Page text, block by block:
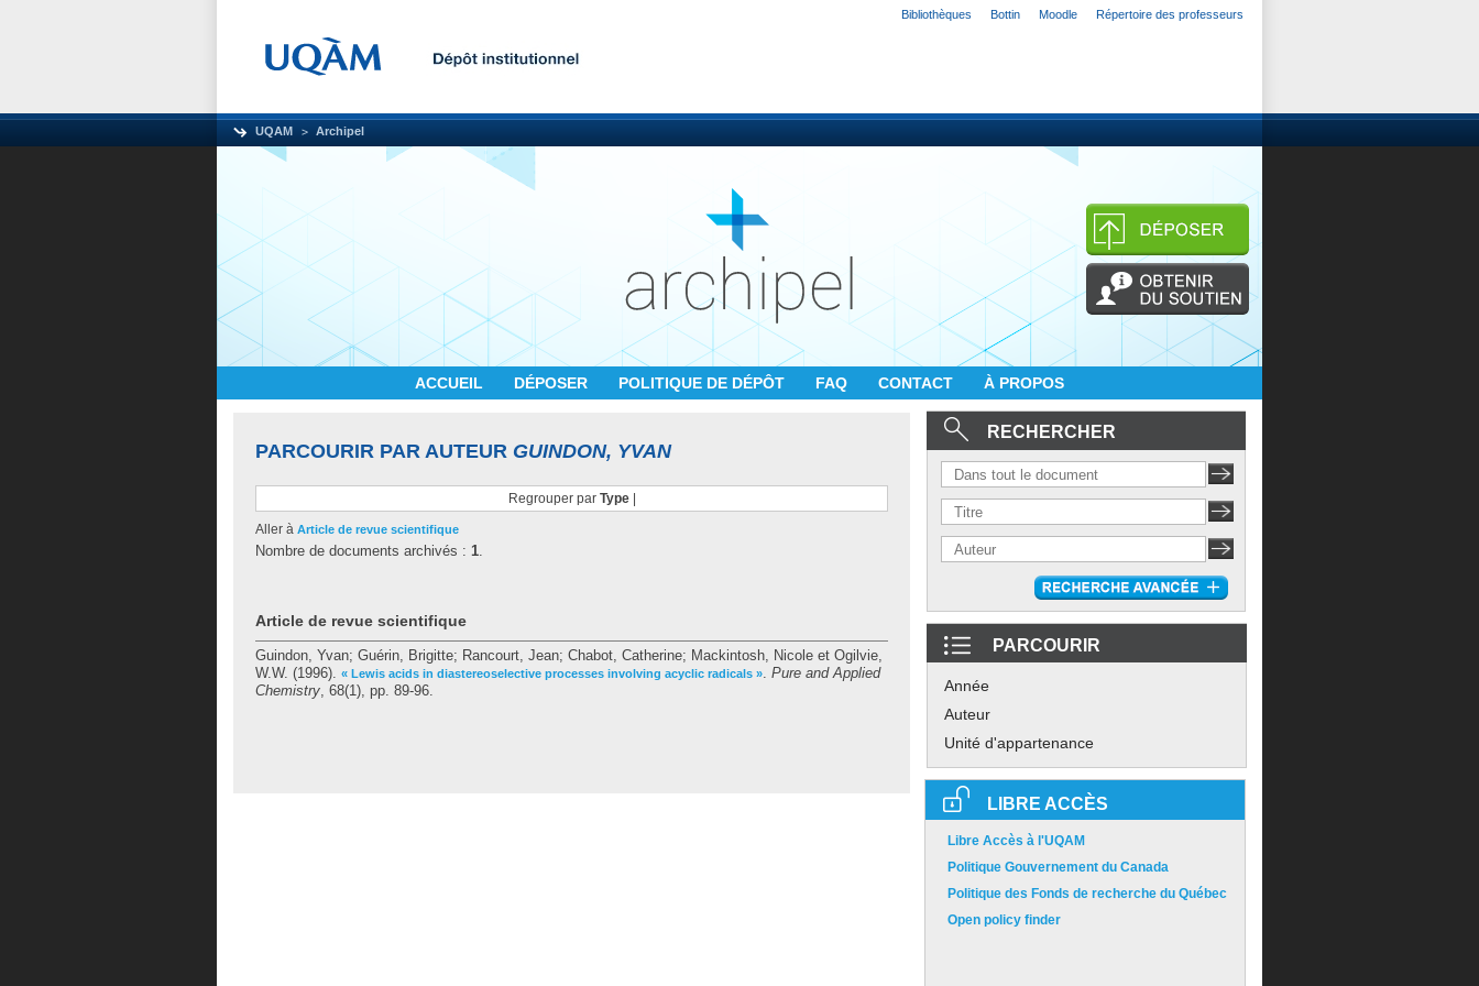
Bibliothèques Bottin Moodle Répertoire des professeurs
UQAM Archipel
ACCUEIL DÉPOSER POLITIQUE DE DÉPÔT FAQ CONTACT À PROPOS
PARCOURIR PAR AUTEUR GUINDON, YVAN
Regrouper par Type|
Aller à Article de revue scientifique
Nombre de documents archivés : 1.
Article de revue scientifique
Guindon, Yvan; Guérin, Brigitte; Rancourt, Jean; Chabot, Catherine; Mackintosh, Nicole et Ogilvie,
W.W. (1996). « Lewis acids in diastereoselective processes involving acyclic radicals ». Pure and Applied
Chemistry, 68(1), pp. 89-96.
RECHERCHER
PARCOURIR
Année
Auteur
Unité d'appartenance
LIBRE ACCÈS
Libre Accès à l'UQAM
Politique Gouvernement du Canada
Politique des Fonds de recherche du Québec
Open policy finder